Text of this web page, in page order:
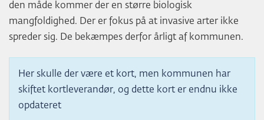
den måde kommer der en større biologisk
mangfoldighed. Der er fokus på at invasive arter ikke
spreder sig. De bekæmpes derfor årligt af kommunen.
Her skulle der være et kort, men kommunen har
skiftet kortleverandør, og dette kort er endnu ikke
opdateret